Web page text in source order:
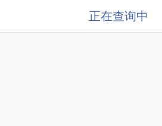
正在查询中